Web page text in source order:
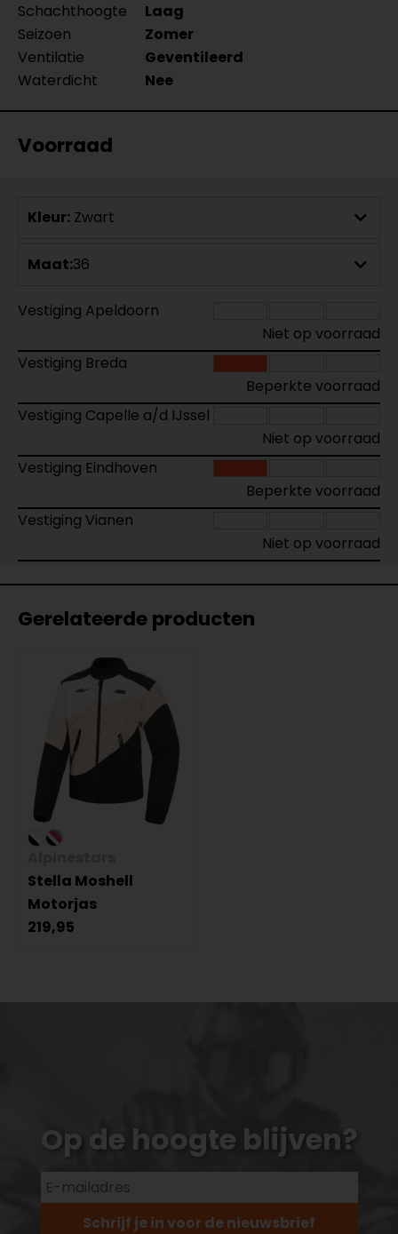
Schachthoogte
Laag
Seizoen
Zomer
Ventilatie
Geventileerd
Waterdicht
Nee
Voorraad
Kleur: Zwart
Maat:36
Vestiging Apeldoorn
Niet op voorraad
Vestiging Breda
Beperkte voorraad
Vestiging Capelle a/d IJssel
Niet op voorraad
Vestiging Eindhoven
Beperkte voorraad
Vestiging Vianen
Niet op voorraad
Gerelateerde producten
Stella Moshell
Motorjas
219,95
Op de hoogte blijven?
Schrijf je in voor de nieuwsbrief